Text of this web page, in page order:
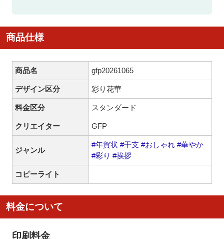
商品仕様
商品名 gfp20261065
デザイン区分 彩り花華
料金区分 スタンダード
クリエイター GFP
ジャンル
#年賀状 #干支 #おしゃれ #華やか
#彩り #挨拶
コピーライト
料金について
印刷料金